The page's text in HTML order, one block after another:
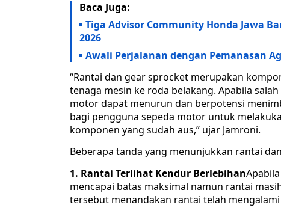
Baca Juga:
Tiga Advisor Community Honda Jawa
2026
Awali Perjalanan dengan Pemanasan
“Rantai dan gear sprocket merupakan
tenaga mesin ke roda belakang. Apabila
motor dapat menurun dan berpotensi
bagi pengguna sepeda motor untuk
komponen yang sudah aus,” ujar Jamroni.
Beberapa tanda yang menunjukkan rantai
1. Rantai Terlihat Kendur Berlebihan
mencapai batas maksimal namun rantai
tersebut menandakan rantai telah